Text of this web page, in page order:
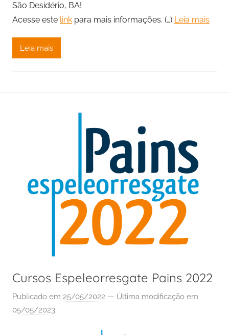
São Desidério, BA!
Acesse este link para mais informações. (…) Leia mais
Leia mais
Cursos Espeleorresgate Pains 2022
Publicado em 25/05/2022 — Última modificação em
05/05/2023